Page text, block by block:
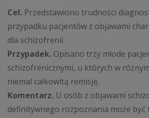
Cel. Przedstawiono trudności
przypadku pacjentów z objawami
dla schizofrenii.
Przypadek. Opisano trzy młode
schizofrenicznymi, u których w
niemal całkowitą remisję.
Komentarz. U osób z objawami
definitywnego rozpoznania może być